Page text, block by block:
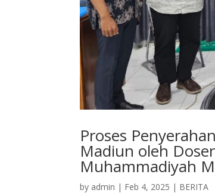
Proses
Madiun oleh
Muhammadiyah
by admin | Feb 4, 2025 | BERITA